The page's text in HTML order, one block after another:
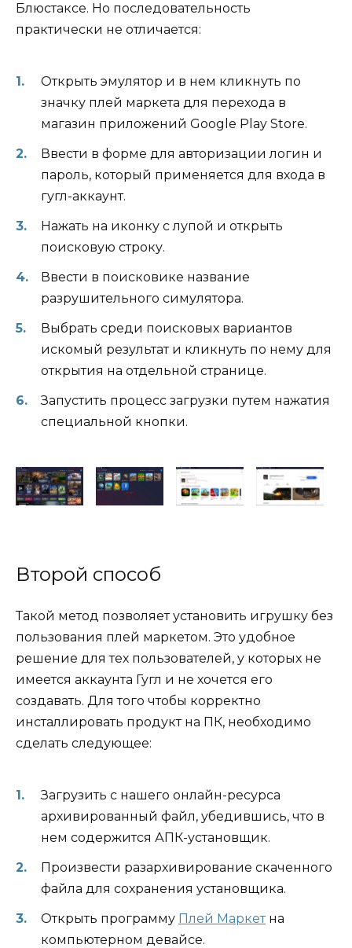
Блюстаксе. Но последовательность
практически не отличается:
Открыть эмулятор и в нем кликнуть по
значку плей маркета для перехода в
магазин приложений Google Play Store.
Ввести в форме для авторизации логин и
пароль, который применяется для входа в
гугл-аккаунт.
Нажать на иконку с лупой и открыть
поисковую строку.
Ввести в поисковике название
разрушительного симулятора.
Выбрать среди поисковых вариантов
искомый результат и кликнуть по нему для
открытия на отдельной странице.
Запустить процесс загрузки путем нажатия
специальной кнопки.
Второй способ
Такой метод позволяет установить игрушку без
пользования плей маркетом. Это удобное
решение для тех пользователей, у которых не
имеется аккаунта Гугл и не хочется его
создавать. Для того чтобы корректно
инсталлировать продукт на ПК, необходимо
сделать следующее:
Загрузить с нашего онлайн-ресурса
архивированный файл, убедившись, что в
нем содержится АПК-установщик.
Произвести разархивирование скаченного
файла для сохранения установщика.
Открыть программу Плей Маркетна
компьютерном девайсе.